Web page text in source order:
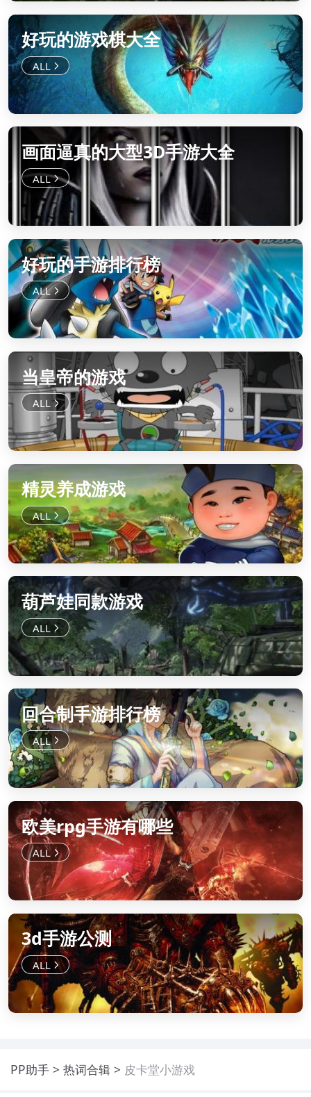
好玩的游戏棋大全
画面逼真的大型3D手游大全
好玩的手游排行榜
当皇帝的游戏
精灵养成游戏
葫芦娃同款游戏
回合制手游排行榜
欧美rpg手游有哪些
3d手游公测
PP助手 热词合辑 皮卡堂小游戏